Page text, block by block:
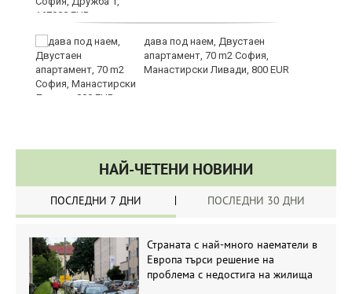
дава под наем, Двустаен
апартамент, 70 m2 София,
Манастирски Ливади, 800 EUR
НАЙ-ЧЕТЕНИ НОВИНИ
ПОСЛЕДНИ 7 ДНИ ПОСЛЕДНИ 30 ДНИ
Страната с най-много наематели в
Европа търси решение на
проблема с недостига на жилища